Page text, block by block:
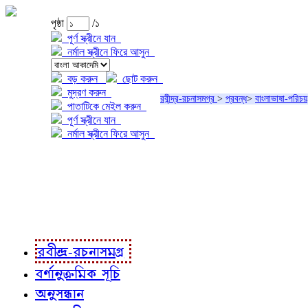
পৃষ্ঠা
/১
পূর্ণ স্ক্রীনে যান
নর্মাল স্ক্রীনে ফিরে আসুন
বড় করুন
ছোট করুন
মুদ্রণ করুন
পাতাটিকে মেইল করুন
পূর্ণ স্ক্রীনে যান
নর্মাল স্ক্রীনে ফিরে আসুন
রবীন্দ্র-রচনাসমগ্র > প্রবন্ধ> বাংলাভাষা-পরিচয়
রবীন্দ্র-রচনাসমগ্র
বর্ণানুক্রমিক সূচি
অনুসন্ধান